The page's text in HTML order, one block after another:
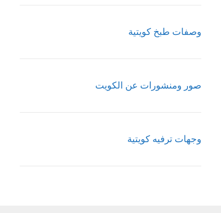
وصفات طبخ كويتية
صور ومنشورات عن الكويت
وجهات ترفيه كويتية